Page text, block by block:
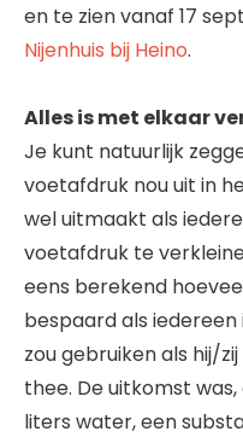
en te zien vanaf 17
Nijenhuis bij Heino.
Alles is met elkaar
Je kunt natuurlijk
voetafdruk nou uit in
wel uitmaakt als
voetafdruk te
eens berekend
bespaard als
zou gebruiken als hij/
thee. De uitkomst
liters water, een